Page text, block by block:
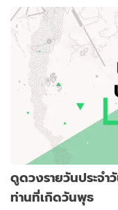
ดูดวงรายวันประจ
ท่านที่เกิดวันพุธ